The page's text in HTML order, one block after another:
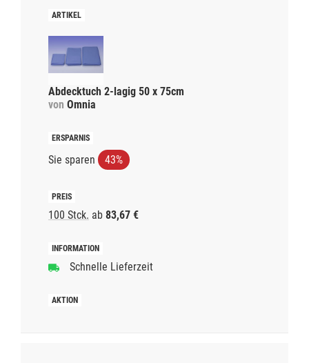
Abdecktuch 2-lagig 50 x 75cm
von Omnia
Sie sparen 43%
100 Stck. ab 83,67 €
Schnelle Lieferzeit